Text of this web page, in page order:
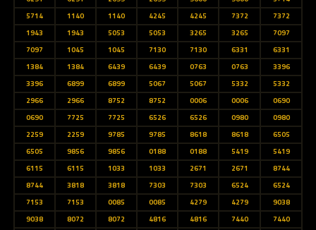
5714
1140 1140 4245 4245 7372
7372
1943
1943 5053 5053 3265 3265
7097
7097
1045 1045 7130 7130 6331
6331
1384
1384 6439 6439 0763 0763
3396
3396
6899 6899 5067 5067 5332
5332
2966
2966 8752 8752 0006 0006
0690
0690
7725 7725 6526 6526 0980
0980
2259
2259 9785 9785 8618 8618
6505
6505
9856 9856 0188 0188 5419
5419
6115
6115 1033 1033 2671 2671
8744
8744
3818 3818 7303 7303 6524
6524
7153
7153 0085 0085 4279 4279
9038
9038
8072 8072 4816 4816 7440
7440